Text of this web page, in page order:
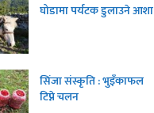
घोडामा पर्यटक डुलाउने आशा
सिंजा संस्कृति : भुइँकाफल
टिप्ने चलन